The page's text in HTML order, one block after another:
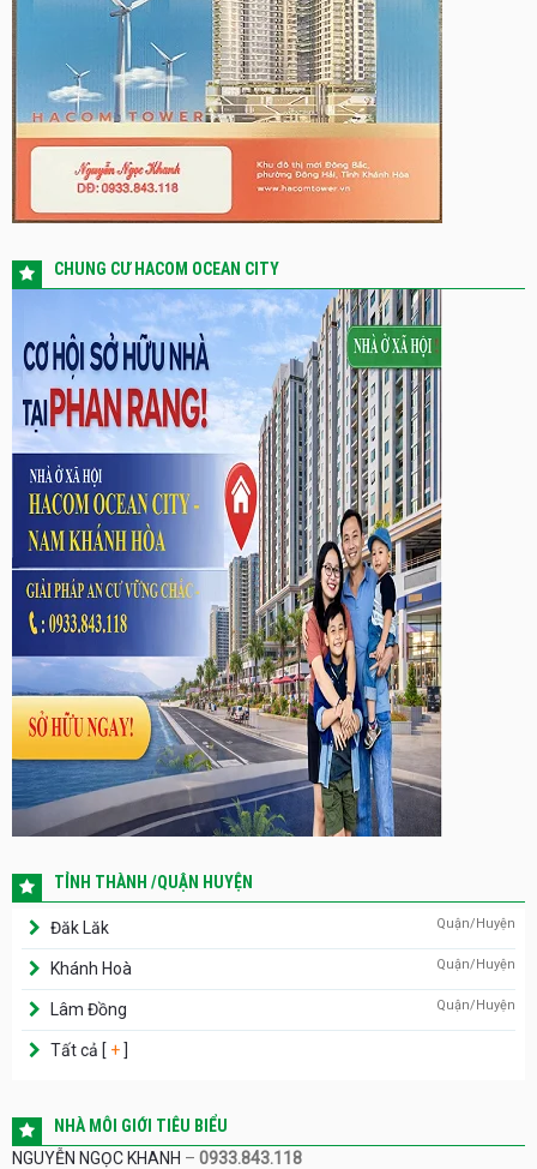
CHUNG CƯ HACOM OCEAN CITY
TỈNH THÀNH /QUẬN HUYỆN
Đăk Lăk Quận/Huyện
Khánh Hoà Quận/Huyện
Lâm Đồng Quận/Huyện
Tất cả [ + ]
NHÀ MÔI GIỚI TIÊU BIỂU
NGUYỄN NGỌC KHANH – 0933.843.118